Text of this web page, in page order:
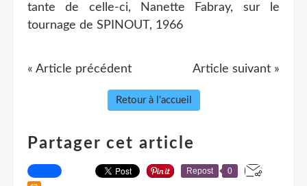
tante de celle-ci, Nanette Fabray, sur le
tournage de SPINOUT, 1966
« Article précédent Article suivant »
Retour à l'accueil
Partager cet article
Repost 0